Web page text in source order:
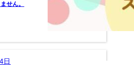
せん。
日